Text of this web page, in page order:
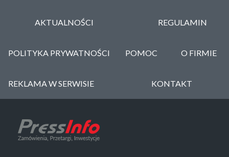
AKTUALNOŚCI REGULAMIN
POLITYKA PRYWATNOŚCI POMOC O FIRMIE
REKLAMA W SERWISIE KONTAKT